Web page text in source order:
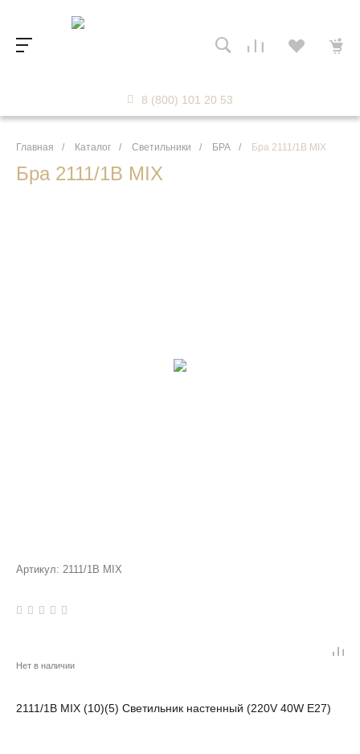
8 (800) 101 20 53
Главная / Каталог / Светильники / БРА / Бра 2111/1B MIX
Бра 2111/1B MIX
Артикул: 2111/1B MIX
Нет в наличии
2111/1B MIX (10)(5) Светильник настенный (220V 40W E27)